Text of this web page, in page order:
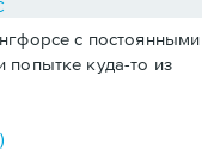
с постоянными
попытке куда-то из